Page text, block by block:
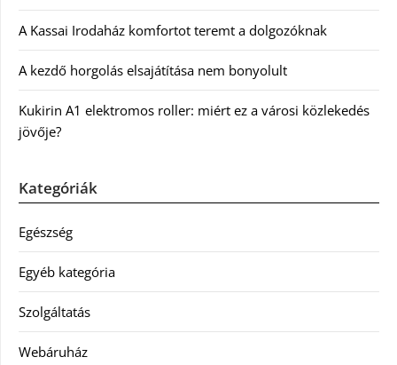
A Kassai Irodaház komfortot teremt a dolgozóknak
A kezdő horgolás elsajátítása nem bonyolult
Kukirin A1 elektromos roller: miért ez a városi közlekedés
jövője?
Kategóriák
Egészség
Egyéb kategória
Szolgáltatás
Webáruház